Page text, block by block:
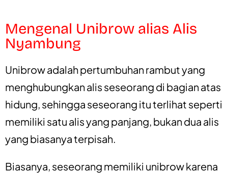
Mengenal Unibrow alias Alis
Nyambung
Unibrow adalah pertumbuhan rambut yang
menghubungkan alis seseorang di bagian atas
hidung, sehingga seseorang itu terlihat seperti
memiliki satu alis yang panjang, bukan dua alis
yang biasanya terpisah.
Biasanya, seseorang memiliki unibrow karena